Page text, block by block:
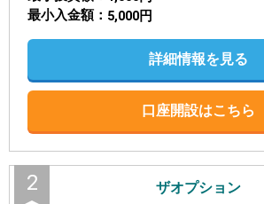
最小入金額
5,000円
詳細情報を見る
口座開設はこちら
2 ザオプション